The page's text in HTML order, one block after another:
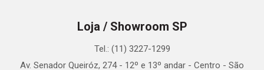
Loja / Showroom SP
Tel.: (11) 3227-1299
Av. Senador Queiróz, 274 - 12º e 13º andar - Centro - São